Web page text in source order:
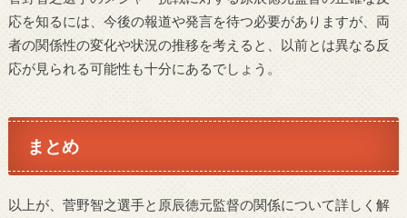
応を知るには、今後の報道や発言を待つ必要がありますが、両
者の関係性の変化や状況の推移を考えると、以前とは異なる反
応が見られる可能性も十分にあるでしょう。
まとめ
以上が、菅野智之選手と原辰徳元監督の関係について詳しく解